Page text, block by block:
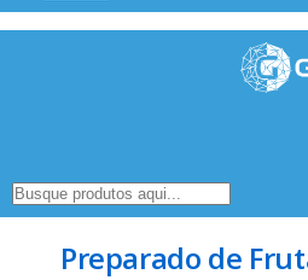
Preparado de